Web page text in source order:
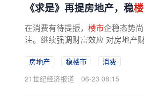
《求是》再提房地产，稳
在消费有待提振， 楼市企稳态势
注。继续强调财富效应 对房地产
房地产 稳楼市
消费
21世纪经济报道
06-23 08:15